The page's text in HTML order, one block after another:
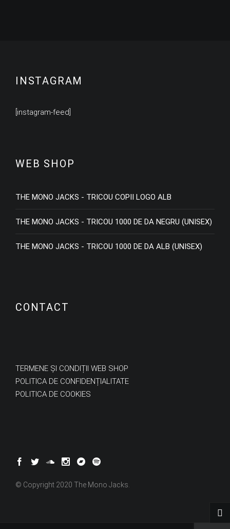
INSTAGRAM
[instagram-feed]
WEB SHOP
THE MONO JACKS - TRICOU COPII LOGO ALB
THE MONO JACKS - TRICOU 1000 DE DA NEGRU (UNISEX)
THE MONO JACKS - TRICOU 1000 DE DA ALB (UNISEX)
CONTACT
TERMENE ȘI CONDIȚII WEB SHOP
POLITICA DE CONFIDENȚIALITATE
POLITICA DE COOKIES
© Copyright 2020 The Mono Jacks.